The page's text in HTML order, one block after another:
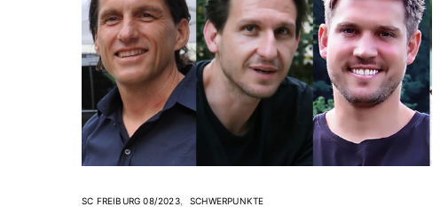
SC FREIBURG 08/2023 SCHWERPUNKTE